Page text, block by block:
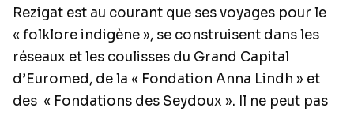
Rezigat est au courant que ses voyages pour le
« folklore indigène », se construisent dans les
réseaux et les coulisses du Grand Capital
d’Euromed, de la « Fondation Anna Lindh » et
des « Fondations des Seydoux ». Il ne peut pas